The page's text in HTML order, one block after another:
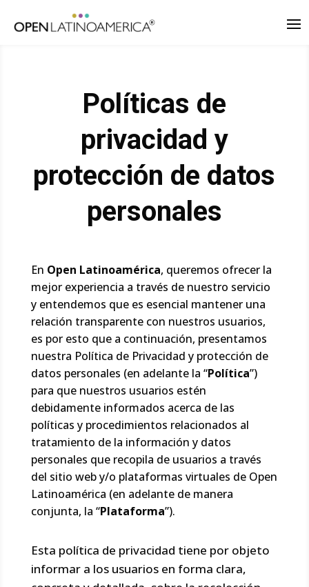
Políticas de
privacidad y
protección de datos
personales
En Open Latinoamérica, queremos ofrecer la
mejor experiencia a través de nuestro servicio
y entendemos que es esencial mantener una
relación transparente con nuestros usuarios,
es por esto que a continuación, presentamos
nuestra Política de Privacidad y protección de
datos personales (en adelante la “Política”)
para que nuestros usuarios estén
debidamente informados acerca de las
políticas y procedimientos relacionados al
tratamiento de la información y datos
personales que recopila de usuarios a través
del sitio web y/o plataformas virtuales de Open
Latinoamérica (en adelante de manera
conjunta, la “Plataforma”).
Esta política de privacidad tiene por objeto
informar a los usuarios en forma clara,